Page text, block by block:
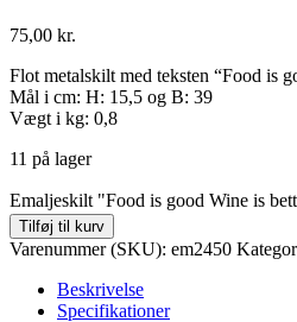
75,00 kr.
Flot metalskilt med teksten “Food is
Mål i cm: H: 15,5 og B: 39
Vægt i kg: 0,8
11 på lager
Emaljeskilt "Food is good Wine is
Tilføj til kurv
Varenummer (SKU): em2450
Beskrivelse
Specifikationer